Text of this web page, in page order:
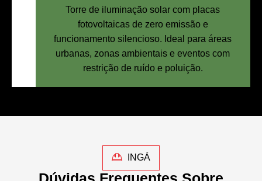
Torre de iluminação solar com placas
fotovoltaicas de zero emissão e
funcionamento silencioso. Ideal para áreas
urbanas, zonas ambientais e eventos com
restrição de ruído e poluição.
INGÁ